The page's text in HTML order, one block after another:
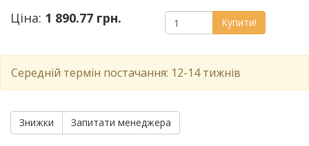
Ціна: 1 890.77 грн. Купити!
Середній термін постачання: 12-14 тижнів
Знижки Запитати менеджера